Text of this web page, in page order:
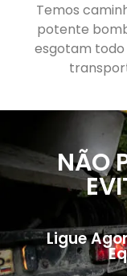
Temos
potente
esgotam todo
NÃO
Ligue